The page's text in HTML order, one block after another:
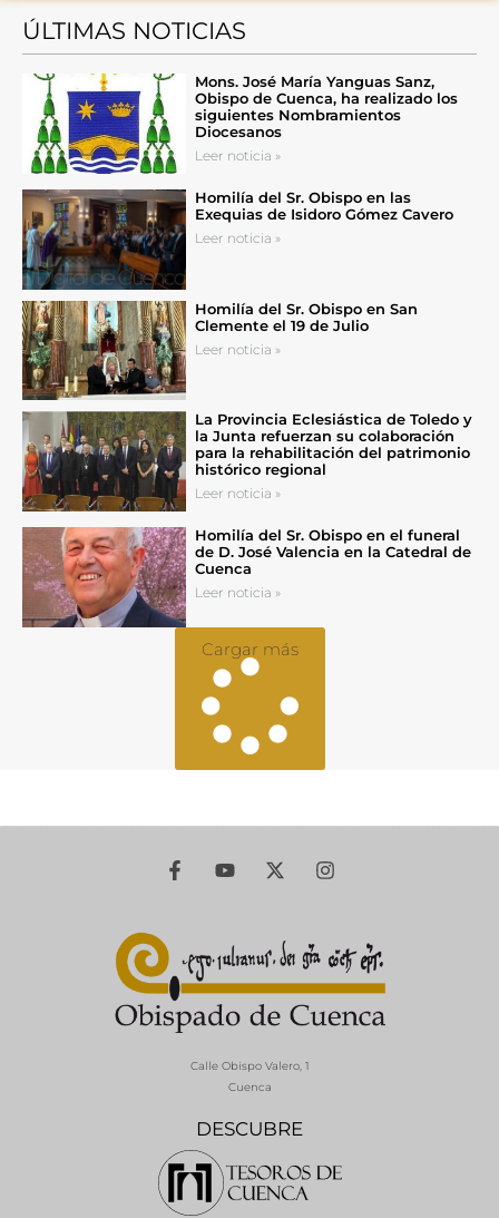
ÚLTIMAS NOTICIAS
Mons. José María Yanguas Sanz,
Obispo de Cuenca, ha realizado los
siguientes Nombramientos
Diocesanos
Leer noticia »
Homilía del Sr. Obispo en las
Exequias de Isidoro Gómez Cavero
Leer noticia »
Homilía del Sr. Obispo en San
Clemente el 19 de Julio
Leer noticia »
La Provincia Eclesiástica de Toledo y
la Junta refuerzan su colaboración
para la rehabilitación del patrimonio
histórico regional
Leer noticia »
Homilía del Sr. Obispo en el funeral
de D. José Valencia en la Catedral de
Cuenca
Leer noticia »
Cargar más
DESCUBRE
Calle Obispo Valero, 1
Cuenca